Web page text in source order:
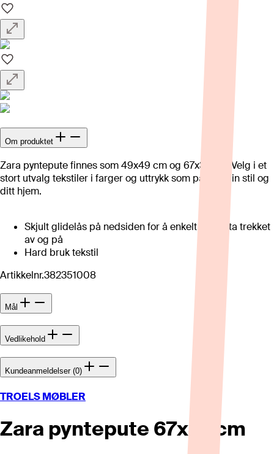
Om produktet
Zara pyntepute finnes som 49x49 cm og 67x37 cm. Velg i et
stort utvalg tekstiler i farger og uttrykk som passer din stil og
ditt hjem.
Skjult glidelås på nedsiden for å enkelt kunne ta trekket
av og på
Hard bruk tekstil
Artikkelnr.382351008
Mål
Vedlikehold
Kundeanmeldelser (0)
TROELS MØBLER
Zara pyntepute 67x37 cm